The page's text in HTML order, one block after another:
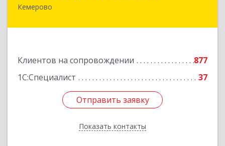
Кемерово
Клиентов на сопровождении
877
1С:Специалист
37
Отправить заявку
Показать контакты
650992, Кемеровская область - Кузбасс обл,
Отправить заявку
Назад